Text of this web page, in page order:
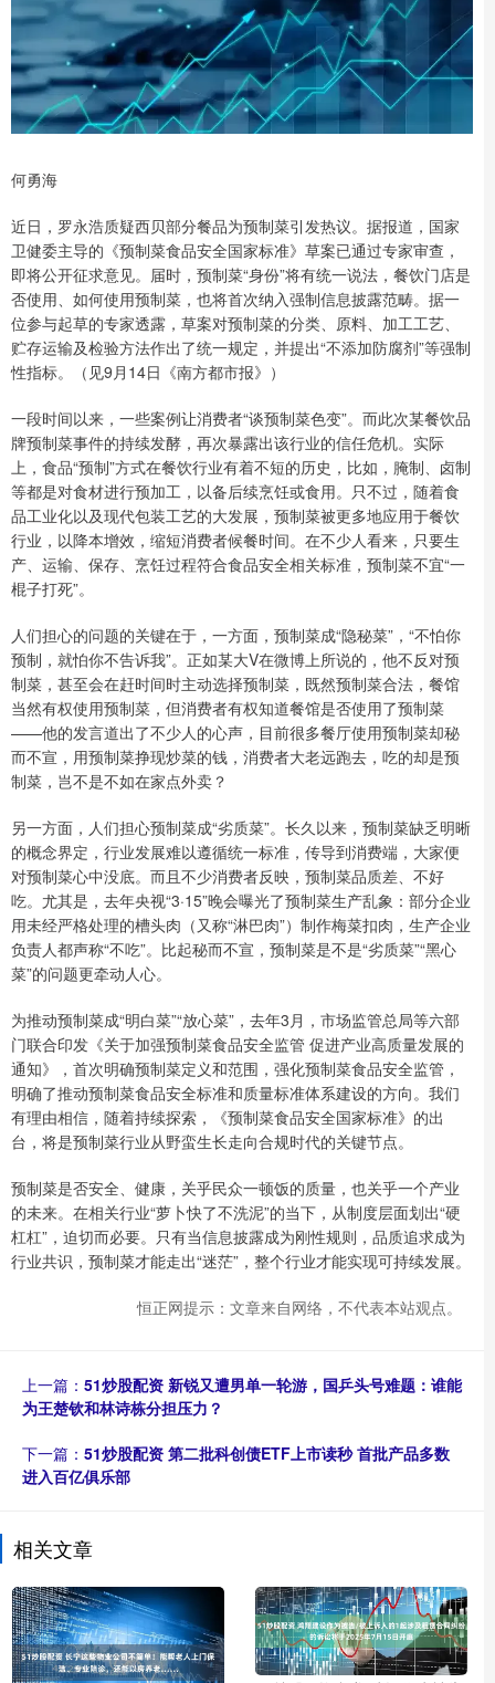
何勇海
近日，罗永浩质疑西贝部分餐品为预制菜引发热议。据报道，国家
卫健委主导的《预制菜食品安全国家标准》草案已通过专家审查，
即将公开征求意见。届时，预制菜“身份”将有统一说法，餐饮门店是
否使用、如何使用预制菜，也将首次纳入强制信息披露范畴。据一
位参与起草的专家透露，草案对预制菜的分类、原料、加工工艺、
贮存运输及检验方法作出了统一规定，并提出“不添加防腐剂”等强制
性指标。（见9月14日《南方都市报》）
一段时间以来，一些案例让消费者“谈预制菜色变”。而此次某餐饮品
牌预制菜事件的持续发酵，再次暴露出该行业的信任危机。实际
上，食品“预制”方式在餐饮行业有着不短的历史，比如，腌制、卤制
等都是对食材进行预加工，以备后续烹饪或食用。只不过，随着食
品工业化以及现代包装工艺的大发展，预制菜被更多地应用于餐饮
行业，以降本增效，缩短消费者候餐时间。在不少人看来，只要生
产、运输、保存、烹饪过程符合食品安全相关标准，预制菜不宜“一
棍子打死”。
人们担心的问题的关键在于，一方面，预制菜成“隐秘菜”，“不怕你
预制，就怕你不告诉我”。正如某大V在微博上所说的，他不反对预
制菜，甚至会在赶时间时主动选择预制菜，既然预制菜合法，餐馆
当然有权使用预制菜，但消费者有权知道餐馆是否使用了预制菜
——他的发言道出了不少人的心声，目前很多餐厅使用预制菜却秘
而不宣，用预制菜挣现炒菜的钱，消费者大老远跑去，吃的却是预
制菜，岂不是不如在家点外卖？
另一方面，人们担心预制菜成“劣质菜”。长久以来，预制菜缺乏明晰
的概念界定，行业发展难以遵循统一标准，传导到消费端，大家便
对预制菜心中没底。而且不少消费者反映，预制菜品质差、不好
吃。尤其是，去年央视“3·15”晚会曝光了预制菜生产乱象：部分企业
用未经严格处理的槽头肉（又称“淋巴肉”）制作梅菜扣肉，生产企业
负责人都声称“不吃”。比起秘而不宣，预制菜是不是“劣质菜”“黑心
菜”的问题更牵动人心。
为推动预制菜成“明白菜”“放心菜”，去年3月，市场监管总局等六部
门联合印发《关于加强预制菜食品安全监管 促进产业高质量发展的
通知》，首次明确预制菜定义和范围，强化预制菜食品安全监管，
明确了推动预制菜食品安全标准和质量标准体系建设的方向。我们
有理由相信，随着持续探索，《预制菜食品安全国家标准》的出
台，将是预制菜行业从野蛮生长走向合规时代的关键节点。
预制菜是否安全、健康，关乎民众一顿饭的质量，也关乎一个产业
的未来。在相关行业“萝卜快了不洗泥”的当下，从制度层面划出“硬
杠杠”，迫切而必要。只有当信息披露成为刚性规则，品质追求成为
行业共识，预制菜才能走出“迷茫”，整个行业才能实现可持续发展。
恒正网提示：文章来自网络，不代表本站观点。
上一篇： 51炒股配资 新锐又遭男单一轮游，国乒头号难题：谁能
为王楚钦和林诗栋分担压力？
下一篇： 51炒股配资 第二批科创债ETF上市读秒 首批产品多数
进入百亿俱乐部
相关文章